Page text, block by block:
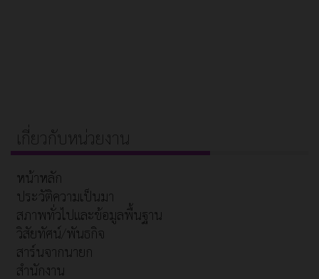
เกี่ยวกับหน่วยงาน
หน้าหลัก
ประวัติความเป็นมา
สภาพทั่วไปและข้อมูลพื้นฐาน
วิสัยทัศน์/พันธกิจ
สาร์นจากนายก
สำนักงาน